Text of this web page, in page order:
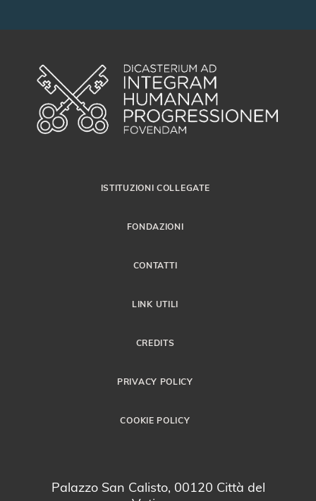
ISTITUZIONI COLLEGATE
FONDAZIONI
CONTATTI
LINK UTILI
CREDITS
PRIVACY POLICY
COOKIE POLICY
Palazzo San Calisto, 00120 Città del